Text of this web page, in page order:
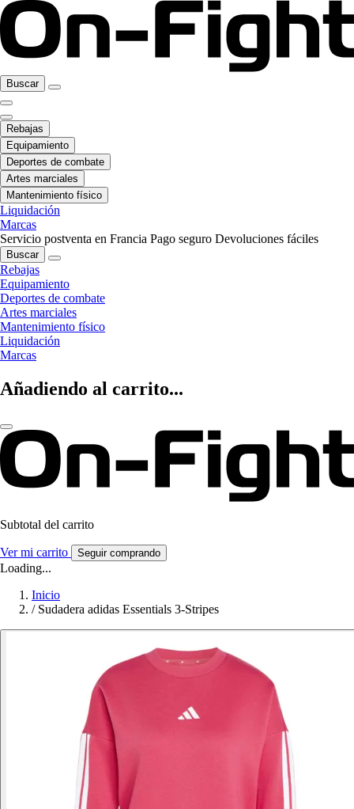
Buscar
Rebajas
Equipamiento
Deportes de combate
Artes marciales
Mantenimiento físico
Liquidación
Marcas
Servicio postventa en Francia Pago seguro Devoluciones fáciles
Buscar
Rebajas
Equipamiento
Deportes de combate
Artes marciales
Mantenimiento físico
Liquidación
Marcas
Añadiendo al carrito...
Subtotal del carrito
Ver mi carrito Seguir comprando
Loading...
Inicio
/ Sudadera adidas Essentials 3-Stripes